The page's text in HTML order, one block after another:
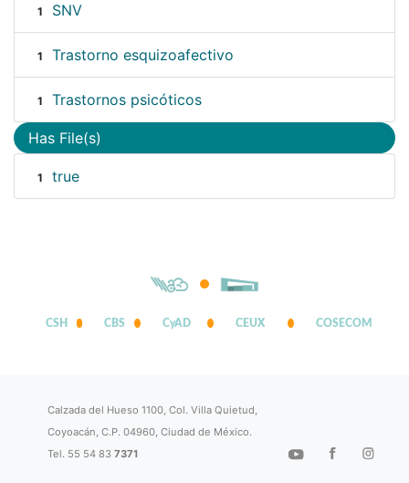
1 SNV
1 Trastorno esquizoafectivo
1 Trastornos psicóticos
Has File(s)
1 true
CSH CBS CyAD CEUX COSECOM
Calzada del Hueso 1100, Col. Villa Quietud,
Coyoacán, C.P. 04960, Ciudad de México.
Tel. 55 54 837371